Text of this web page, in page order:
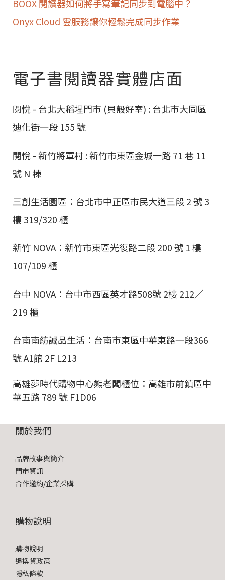
BOOX 閱讀器如何將手寫筆記同步到電腦中？
Onyx Cloud 雲服務讓你輕鬆完成同步作業
電子書閱讀器實體店面
閱悅 - 台北大稻埕門市 (貝殼好室) : 台北市大同區
迪化街一段 155 號
閱悅 - 新竹將軍村 : 新竹市東區金城一路 71 巷 11
號 N 棟
三創生活園區：台北市中正區市民大道三段 2 號 3
樓 319/320 櫃
新竹 NOVA：新竹市東區光復路二段 200 號 1 樓
107/109 櫃
台中 NOVA：台中市西區英才路508號 2樓 212／
219 櫃
台南南紡誠品生活：台南市東區中華東路一段366
號 A1館 2F L213
高雄夢時代購物中心熊老闆櫃位：高雄市前鎮區中
華五路 789 號 F1D06
關於我們
品牌故事與簡介
門市資訊
合作邀約/企業採購
購物說明
購物說明
退換貨政策
隱私條款